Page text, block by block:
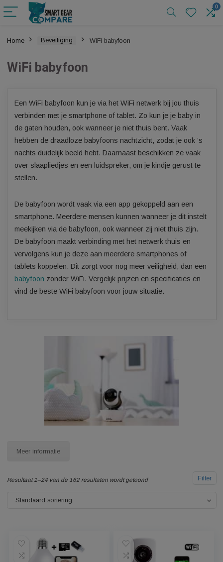
Home Beveiliging WiFi babyfoon
WiFi babyfoon
Een WiFi babyfoon kun je via het WiFi netwerk bij jou thuis
verbinden met je smartphone of tablet. Zo kun je je baby in
de gaten houden, ook wanneer je niet thuis bent. Vaak
hebben de draadloze babyfoons nachtzicht, zodat je ook
nachts duidelijk beeld hebt. Daarnaast beschikken ze vaak
De babyfoon wordt vaak via een app gekoppeld aan een
smartphone. Meerdere mensen kunnen wanneer je dit
meekijken via de babyfoon, ook wanneer zij niet thuis zijn.
De babyfoon maakt verbinding met het netwerk thuis en
vervolgens kun je deze aan meerdere smartphones of
tablets koppelen. Dit zorgt voor nog meer veiligheid, dan
Meer informatie
Standaard sortering